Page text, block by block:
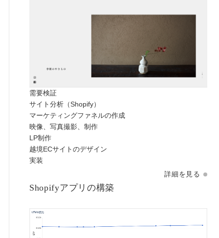
需要検証
サイト分析（Shopify）
マーケティングファネルの作成
映像、写真撮影、制作
LP制作
越境ECサイトのデザイン
実装
詳細を見る
Shopifyアプリの構築